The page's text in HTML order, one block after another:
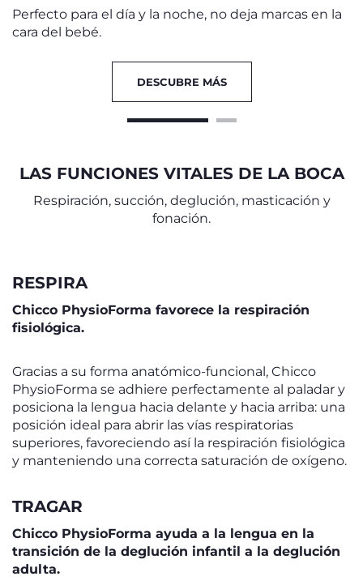
Perfecto para el día y la noche, no deja marcas en la
cara del bebé.
DESCUBRE MÁS
LAS FUNCIONES VITALES DE LA BOCA
Respiración, succión, deglución, masticación y
fonación.
RESPIRA
Chicco PhysioForma favorece la respiración
fisiológica.
Gracias a su forma anatómico-funcional, Chicco
PhysioForma se adhiere perfectamente al paladar y
posiciona la lengua hacia delante y hacia arriba: una
posición ideal para abrir las vías respiratorias
superiores, favoreciendo así la respiración fisiológica
y manteniendo una correcta saturación de oxígeno.
TRAGAR
Chicco PhysioForma ayuda a la lengua en la
transición de la deglución infantil a la deglución
adulta.